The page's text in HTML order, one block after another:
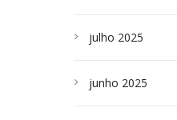
julho 2025
junho 2025